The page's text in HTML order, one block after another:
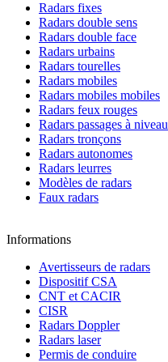
Radars fixes
Radars double sens
Radars double face
Radars urbains
Radars tourelles
Radars mobiles
Radars mobiles mobiles
Radars feux rouges
Radars passages à niveau
Radars tronçons
Radars autonomes
Radars leurres
Modèles de radars
Faux radars
Informations
Avertisseurs de radars
Dispositif CSA
CNT et CACIR
CISR
Radars Doppler
Radars laser
Permis de conduire